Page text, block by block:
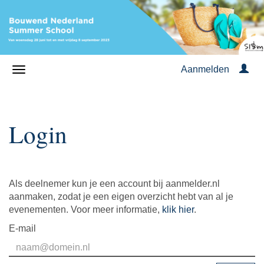
Aanmelden
Login
Als deelnemer kun je een account bij aanmelder.nl
aanmaken, zodat je een eigen overzicht hebt van al je
evenementen. Voor meer informatie, klik hier.
E-mail